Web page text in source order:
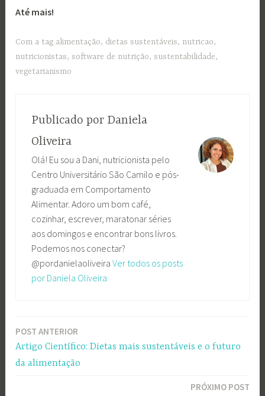
Até mais!
Com a tag alimentação, dietas sustentáveis, nutricao,
nutricionistas,software de nutrição,sustentabilidade,
vegetarianismo
Publicado por Daniela
Oliveira
Olá! Eu sou a Dani, nutricionista pelo
Centro Universitário São Camilo e pós-
graduada em Comportamento
Alimentar. Adoro um bom café,
cozinhar, escrever, maratonar séries
aos domingos e encontrar bons livros.
Podemos nos conectar?
@pordanielaoliveira Ver todos os posts
por Daniela Oliveira
Navegação
de
POST ANTERIOR
Artigo Científico: Dietas mais sustentáveis e o futuro
da alimentação
PRÓXIMO POST